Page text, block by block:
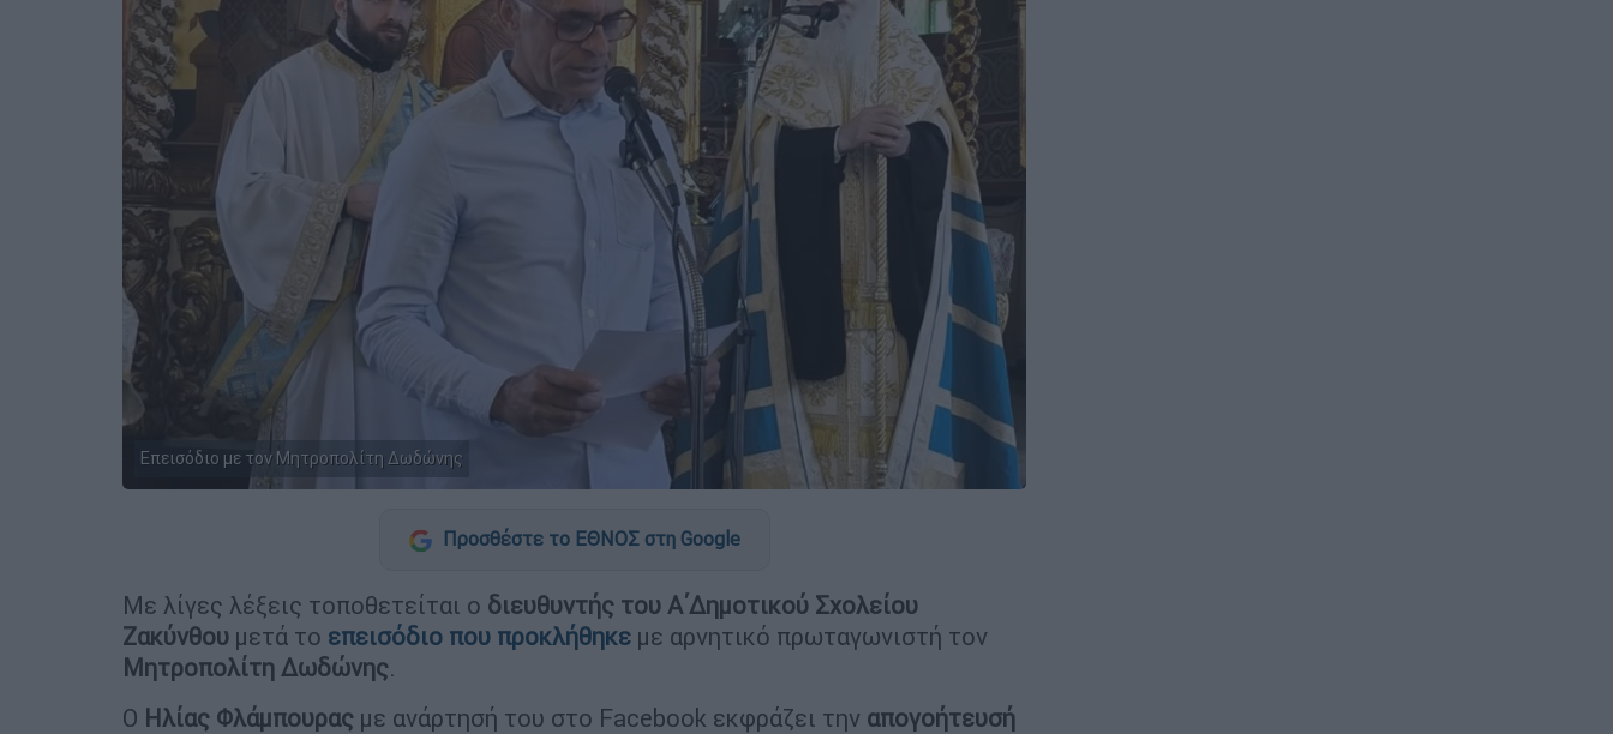
Επεισόδιο με τον Μητροπολίτη Δωδώνης
Προσθέστε το ΕΘΝΟΣ στη Google
Με λίγες λέξεις τοποθετείται ο διευθυντής του Α΄Δημοτικού Σχολείου
Ζακύνθου μετά το επεισόδιο που προκλήθηκε με αρνητικό πρωταγωνιστή τον
Μητροπολίτη Δωδώνης.
Ο Ηλίας Φλάμπουρας με ανάρτησή του στο Facebook εκφράζει την απογοήτευσή